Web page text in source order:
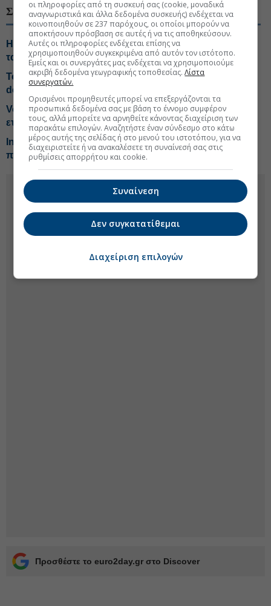
ΣΧΕΤΙΚΑ ΘΕΜΑΤΑ
Η Μαρία, η φυγή και το ερώτημα-Ναυτιλιακή πούλησε
τα καράβια και αγοράζει… crypto-Tips για Metlen, ΔΕΗ
Το σήμα από την 3η κίνηση της ΔΕΗ, έρχεται και νέο
deal
Vodafone-ΔΕΗ: Στα 130 εκατ. το τίμημα για την κοινή
εταιρεία οπτικών ινών
Internet δύο ταχυτήτων: Το ψηφιακό χάσμα Αττικής και
περιφέρειας
Προσθέστε το euro2day.gr στο Discover
οι πληροφορίες από τη συσκευή σας (cookie, μοναδικά
αναγνωριστικά και άλλα δεδομένα συσκευής) ενδέχεται να
κοινοποιηθούν σε 237 παρόχους, οι οποίοι μπορούν να
αποκτήσουν πρόσβαση σε αυτές ή να τις αποθηκεύσουν.
Αυτές οι πληροφορίες ενδέχεται επίσης να
χρησιμοποιηθούν συγκεκριμένα από αυτόν τον ιστότοπο.
Εμείς και οι συνεργάτες μας ενδέχεται να χρησιμοποιούμε
ακριβή δεδομένα γεωγραφικής τοποθεσίας.Λίστα
συνεργατών.
Ορισμένοι προμηθευτές μπορεί να επεξεργάζονται τα
προσωπικά δεδομένα σας με βάση το έννομο συμφέρον
τους, αλλά μπορείτε να αρνηθείτε κάνοντας διαχείριση των
παρακάτω επιλογών. Αναζητήστε έναν σύνδεσμο στο κάτω
μέρος αυτής της σελίδας ή στο μενού του ιστοτόπου, για να
διαχειριστείτε ή να ανακαλέσετε τη συναίνεσή σας στις
ρυθμίσεις απορρήτου και cookie.
Συναίνεση
Δεν συγκατατίθεμαι
Διαχείριση επιλογών